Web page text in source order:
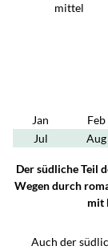
mittel
Jan Feb
Jul
Aug
Der südliche Teil
Wegen durch
mit
Auch der